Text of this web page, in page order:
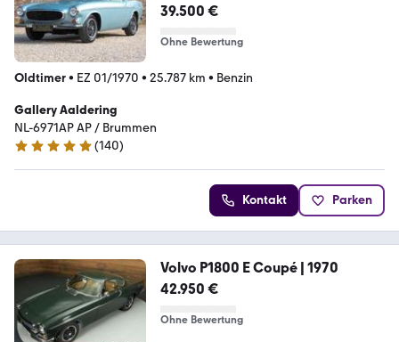
39.500 €
Ohne Bewertung
Oldtimer• EZ 01/1970 • 25.787 km • Benzin
Gallery Aaldering
NL-6971AP AP / Brummen
4.8 Sterne
(140)
Kontakt Parken
Volvo P1800 E Coupé | 1970
42.950 €
Ohne Bewertung